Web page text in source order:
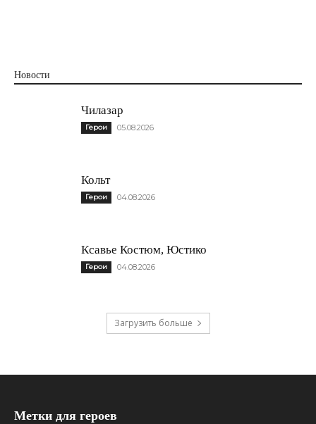
Новости
Чилазар
Герои 05.08.2026
Кольт
Герои 04.08.2026
Ксавье Костюм, Юстико
Герои 04.08.2026
Загрузить больше
Метки для героев